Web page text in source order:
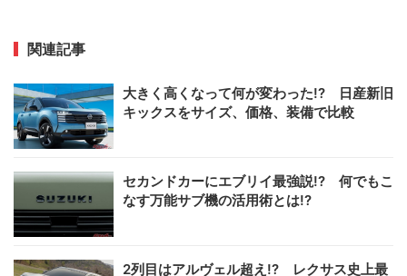
関連記事
大きく高くなって何が変わった!? 日産新旧
キックスをサイズ、価格、装備で比較
セカンドカーにエブリイ最強説!? 何でもこ
なす万能サブ機の活用術とは!?
2列目はアルヴェル超え!? レクサス史上最